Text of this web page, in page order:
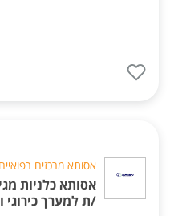
אסותא מרכזים רפואיים
אסותא כלניות
/ת למערך